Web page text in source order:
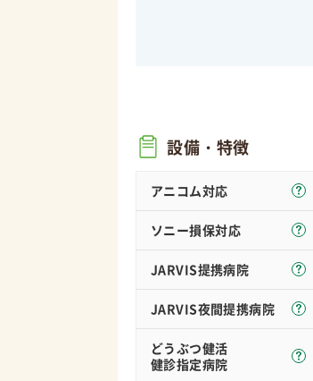
設備・特徴
アニコム対応
ソニー損保対応
JARVIS提携病院
JARVIS夜間提携病院
どうぶつ健活
健診指定病院